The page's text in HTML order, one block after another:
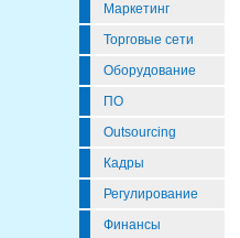
Маркетинг
Торговые сети
Оборудование
ПО
Outsourcing
Кадры
Регулирование
Финансы